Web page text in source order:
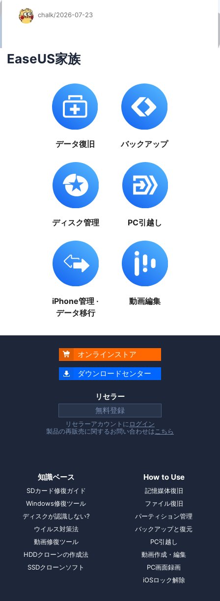
chalk/2026-07-23
EaseUS家族
データ復旧 バックアップ
ディスク管理 PC引越し
iPhone管理 ·
データ移行
動画編集
 オンラインストア
 ダウンロードセンター
リセラー
無料登録
リセラーアカウントに ログイン
製品の再販売に関するお問い合わせは こちら
知識ベース
SDカード修復ガイド
Windows修復ツール
ディスクが認識しない?
ウイルス対策法
動画修復ツール
HDDクローンの作成法
SSDクローンソフト
How to Use
記憶媒体復旧
ファイル復旧
パーティション管理
バックアップと復元
PC引越し
動画作成・編集
PC画面録画
iOSロック解除